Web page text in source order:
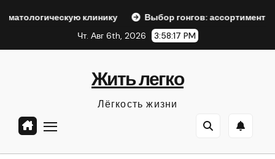
клинику
Выбор гонгов: ассортимент и
Чт. Авг 6th, 2026
3:58:18 PM
Жить легко
Лёгкость жизни